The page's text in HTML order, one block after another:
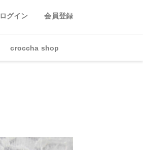
ログイン 会員登録
croccha shop